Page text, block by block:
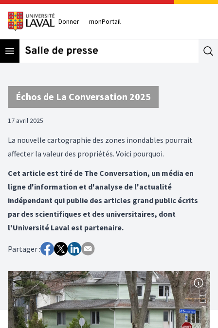
Donner monPortail
Open menu
Échos de La Conversation 2025
17 avril 2025
La nouvelle cartographie des zones inondables pourrait
affecter la valeur des propriétés. Voici pourquoi.
Cet article est tiré de The Conversation, un média en
ligne d'information et d'analyse de l'actualité
indépendant qui publie des articles grand public écrits
par des scientifiques et des universitaires, dont
l'Université Laval est partenaire.
Partager :